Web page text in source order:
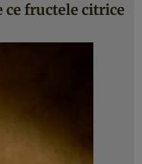
ce fructele citrice